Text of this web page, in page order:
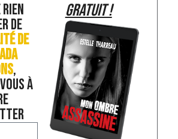
DE
DE
,
À
GRATUIT !